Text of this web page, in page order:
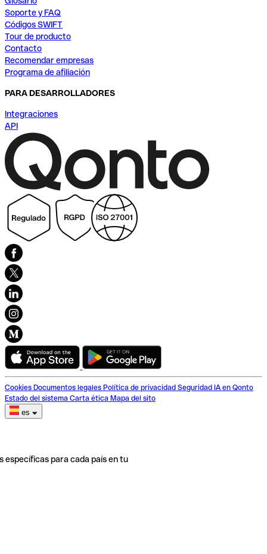
Soporte y FAQ
Códigos SWIFT
Tour de producto
Contacto
Recomendar empresas
Programa de afiliación
PARA DESARROLLADORES
Integraciones
API
Cookies Documentos legales Política de privacidad Seguridad IA en Qonto
Estado del sistema Carta ética Mapa del sito
es
específicas para cada país en tu